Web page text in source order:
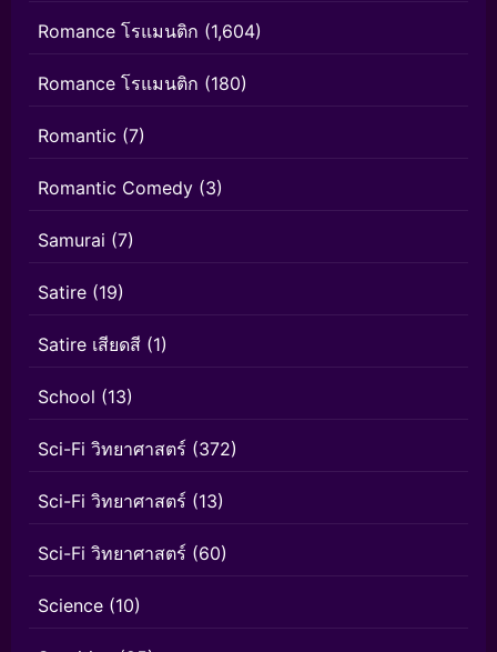
Romance โรแมนติก (1,604)
Romance โรแมนติก (180)
Romantic (7)
Romantic Comedy (3)
Samurai (7)
Satire (19)
Satire เสียดสี (1)
School (13)
Sci-Fi วิทยาศาสตร์ (372)
Sci-Fi วิทยาศาสตร์ (13)
Sci-Fi วิทยาศาสตร์ (60)
Science (10)